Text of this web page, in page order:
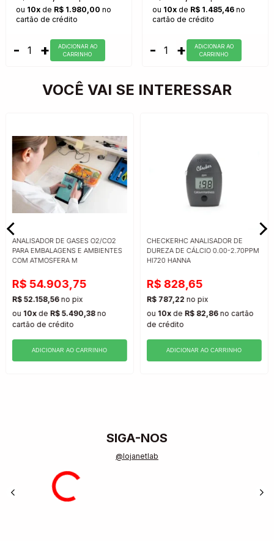
ou 10x de R$ 1.980,00 no
cartão de crédito
- +
ADiCIONAR AO
CARRINHO
ou 10x de R$ 1.485,46 no
cartão de crédito
- +
ADiCIONAR AO
CARRINHO
VOCÊ VAI SE INTERESSAR
ANALISADOR DE GASES O2/CO2
PARA EMBALAGENS E AMBIENTES
COM ATMOSFERA M
R$ 54.903,75
R$ 52.158,56no pix
ou 10xde R$ 5.490,38no
cartão de crédito
ADICIONAR AO CARRINHO
CHECKERHC ANALISADOR DE
DUREZA DE CÁLCIO 0.00-2.70PPM
HI720 HANNA
R$ 828,65
R$ 787,22 no pix
ou 10xde R$ 82,86no cartão
de crédito
ADICIONAR AO CARRINHO
SIGA-NOS
@lojanetlab